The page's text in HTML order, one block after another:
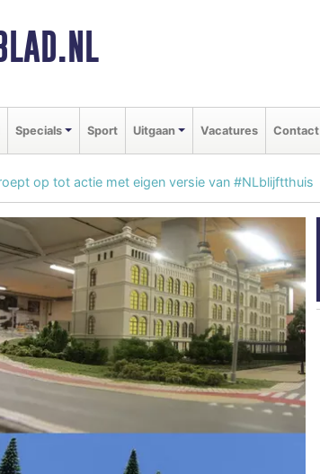
Specials Sport Uitgaan Vacatures Contact
op tot actie met eigen versie van #NLblijftthuis